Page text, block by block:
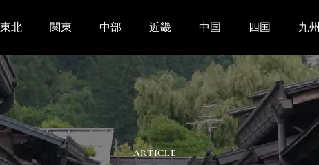
東北 関東 中部 近畿 中国 四国 九州
ARTICLE